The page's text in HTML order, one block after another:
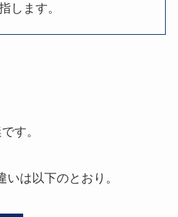
します。
す。
は以下のとおり。